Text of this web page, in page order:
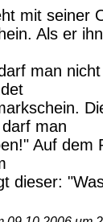
mit seiner
Als er
man
man
Auf dem
dieser: